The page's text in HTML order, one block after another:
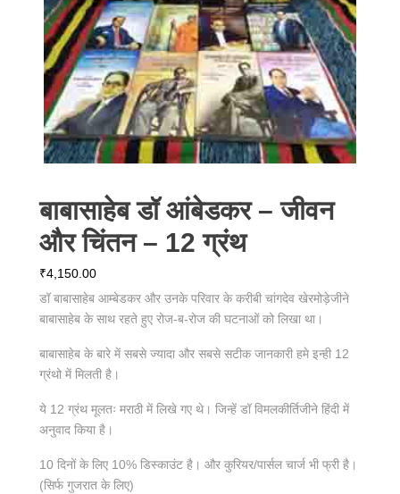
बाबासाहेब डॉ आंबेडकर – जीवन
और चिंतन – 12 ग्रंथ
₹4,150.00
डॉ बाबासाहेब आम्बेडकर और उनके परिवार के करीबी चांगदेव खेरमोड़ेजीने
बाबासाहेब के साथ रहते हुए रोज-ब-रोज की घटनाओं को लिखा था।
बाबासाहेब के बारे में सबसे ज्यादा और सबसे सटीक जानकारी हमे इन्ही 12
ग्रंथो में मिलती है।
ये 12 ग्रंथ मूलतः मराठी में लिखे गए थे। जिन्हें डॉ विमलकीर्तिजीने हिंदी में
अनुवाद किया है।
10 दिनों के लिए 10% डिस्काउंट है। और कुरियर/पार्सल चार्ज भी फ्री है।
(सिर्फ गुजरात के लिए)